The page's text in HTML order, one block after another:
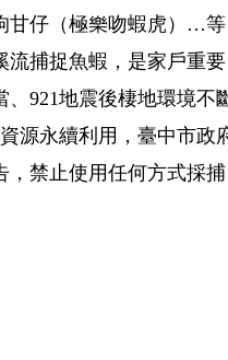
甘仔（極樂吻蝦虎）…等
流捕捉魚蝦，是家戶重要
921地震後棲地環境不
源永續利用，臺中市政
禁止使用任何方式採捕